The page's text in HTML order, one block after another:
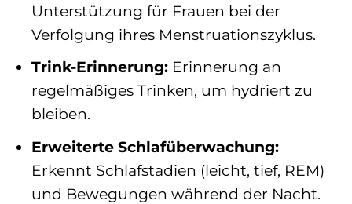
Unterstützung für Frauen bei der
Verfolgung ihres Menstruationszyklus.
Trink-Erinnerung:Erinnerung an
regelmäßiges Trinken, um hydriert zu
bleiben.
Erweiterte Schlafüberwachung:
Erkennt Schlafstadien (leicht, tief, REM)
und Bewegungen während der Nacht.